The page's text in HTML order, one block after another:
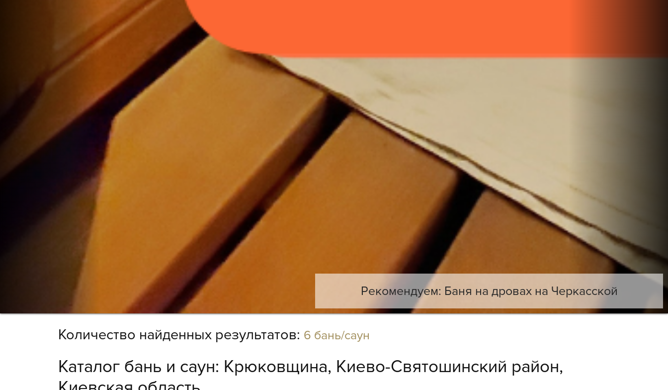
Рекомендуем: Баня на дровах на Черкасской
Количество найденных результатов: 6 бань/саун
Каталог бань и саун: Крюковщина, Киево-Святошинский район,